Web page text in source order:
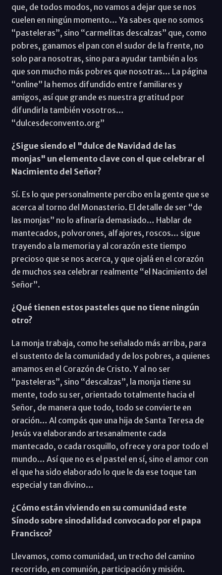
que, de todos modos, no vamos a dejar que se nos
cuelen en ningún momento… Ya sabes que no somos
“pasteleras”, sino “carmelitas descalzas” que, como
pobres, ganamos el pan con el sudor de la frente, no
solo para nosotras, sino para ayudar también a los
que son mucho más pobres que nosotras… La página
“online” la hemos difundido entre familiares y
amigos, así que grande es nuestra gratitud por
difundirla también vosotros…
“dulcesdeconvento.org”
¿Sigue siendo el "dulce de Navidad de las
monjas" un elemento clave con el que celebrar el
Nacimiento del Señor?
Sí. Es lo que personalmente percibo en la gente que se
acerca al torno del Monasterio. El detalle de ser “de
las monjas” no lo afinaría demasiado… Hablar de
mantecados, polvorones, alfajores, roscos… sigue
trayendo a la memoria y al corazón este tiempo
precioso que se nos acerca, y que ojalá en el corazón
de muchos sea celebrar realmente “el Nacimiento del
Señor”.
¿Qué tienen estos pasteles que no tiene ningún
otro?
La monja trabaja, como he señalado más arriba, para
el sustento de la comunidad y de los pobres, a quienes
amamos en el Corazón de Cristo. Y al no ser
“pasteleras”, sino “descalzas”, la monja tiene su
mente, todo su ser, orientado totalmente hacia el
Señor, de manera que todo, todo se convierte en
oración… Al compás que una hija de Santa Teresa de
Jesús va elaborando artesanalmente cada
mantecado, o cada rosquillo, ofrece y ora por todo el
mundo… Así que no es el pastel en sí, sino el amor con
el que ha sido elaborado lo que le da ese toque tan
especial y tan divino…
¿Cómo están viviendo en su comunidad este
Sínodo sobre sinodalidad convocado por el papa
Francisco?
Llevamos, como comunidad, un trecho del camino
recorrido, en comunión, participación y misión.